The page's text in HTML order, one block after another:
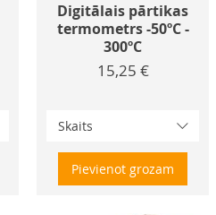
Digitālais pārtikas
termometrs -50ºC -
300ºC
Cena
15,25 €
Skaits
Pievienot grozam